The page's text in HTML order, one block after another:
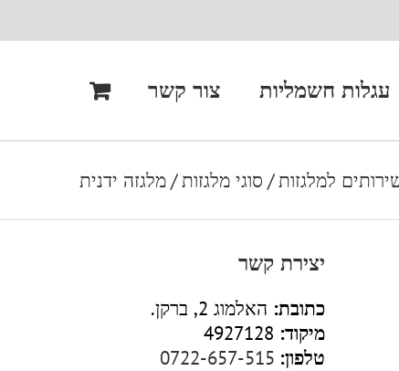
עגלות חשמליות צור קשר
למלגזות/ סוגי מלגזות/מלגזה ידנית
יצירת קשר
כתובת: האלמוג 2, ברקן.
מיקוד:
טלפון: 0722-657-515